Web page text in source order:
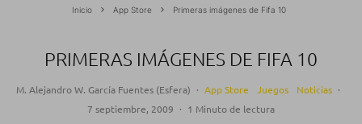
Inicio App Store Primeras imágenes de Fifa 10
PRIMERAS IMÁGENES DE FIFA 10
M. Alejandro W. García Fuentes (Esfera) · App Store Juegos Noticias ·
7 septiembre, 2009 · 1 Minuto de lectura